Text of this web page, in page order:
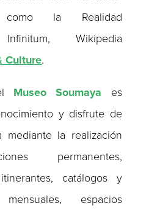
como la Realidad
Wikipedia
Culture.
Museo Soumaya es
y disfrute de
mediante la realización
permanentes,
catálogos y
mensuales, espacios